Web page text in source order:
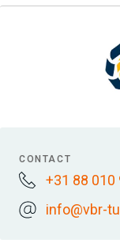
CONTACT
+31 88 010
info@vbr-